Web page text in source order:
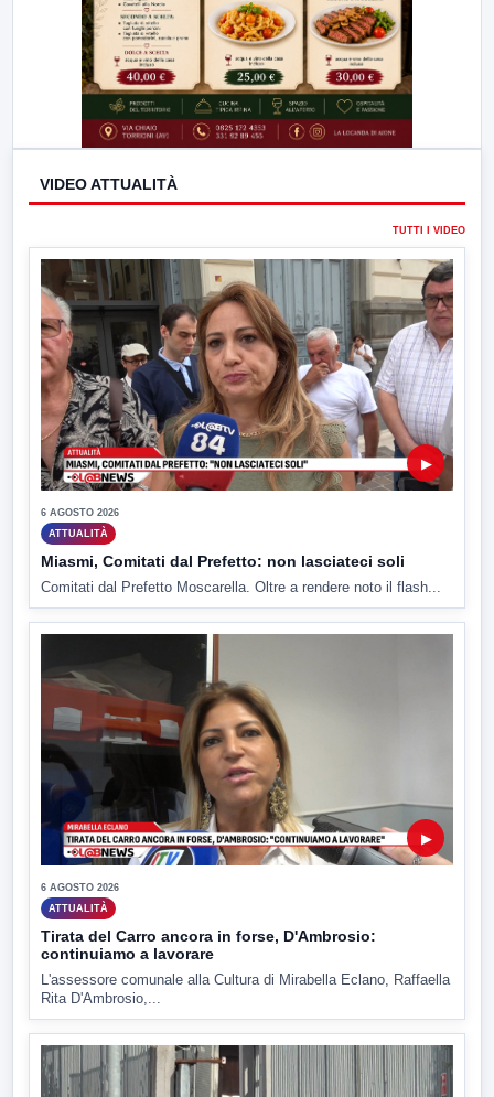
VIDEO ATTUALITÀ
TUTTI I VIDEO
▶
6 AGOSTO 2026
ATTUALITÀ
Miasmi, Comitati dal Prefetto: non lasciateci soli
Comitati dal Prefetto Moscarella. Oltre a rendere noto il flash...
▶
6 AGOSTO 2026
ATTUALITÀ
Tirata del Carro ancora in forse, D'Ambrosio:
continuiamo a lavorare
L'assessore comunale alla Cultura di Mirabella Eclano, Raffaella
Rita D'Ambrosio,...